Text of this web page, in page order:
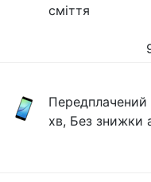
сміття
Передплачений
хв, Без знижки